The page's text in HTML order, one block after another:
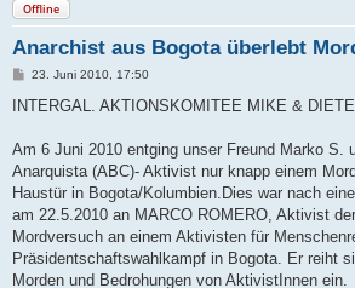
Offline
Anarchist aus Bogota überlebt
B
i
a
23. Juni 2010, 17:50
INTERGAL. AKTIONSKOMITEE MIKE &
Am 6 Juni 2010 entging unser Freund Marko S.
Anarquista (ABC)- Aktivist nur knapp einem
Haustür in Bogota/Kolumbien.Dies war nach
am 22.5.2010 an MARCO ROMERO, Aktivist
Mordversuch an einem Aktivisten für
Präsidentschaftswahlkampf in Bogota. Er reiht
Morden und Bedrohungen von AktivistInnen ein.